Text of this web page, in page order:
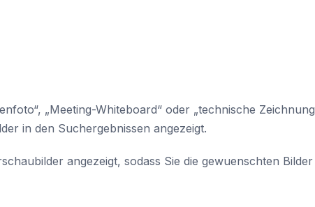
„Meeting-Whiteboard“ oder „technische
in den Suchergebnissen angezeigt.
angezeigt, sodass Sie die gewuenschten